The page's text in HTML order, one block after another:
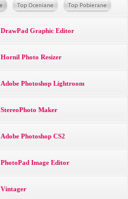
DrawPad Graphic Editor
Hornil Photo Resizer
Adobe Photoshop Lightroom
StereoPhoto Maker
Adobe Photoshop CS2
PhotoPad Image Editor
Vintager